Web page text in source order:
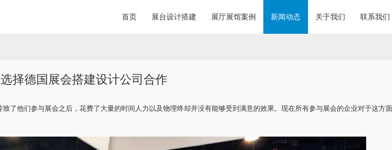
首页 展台设计搭建 展厅展馆案例 新闻动态 关于我们 联系我们
择德国展会搭建设计公司合作
了他们参与展会之后，花费了大量的时间人力以及物理终却并没有能够受到满意的效果。现在所有参与展会的企业对于这方